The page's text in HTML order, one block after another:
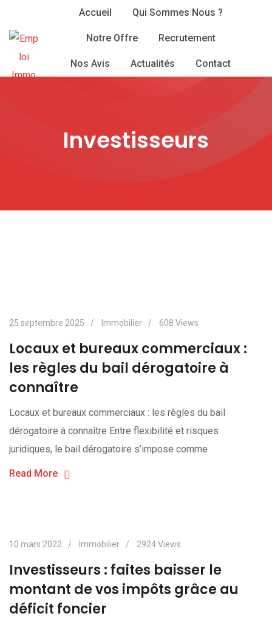
content
Accueil Qui Sommes Nous ?
Notre Offre Recrutement
Nos Avis Actualités Contact
Investisseurs
25 septembre 2025 Immobilier 608 Views
Locaux et bureaux commerciaux :
les règles du bail dérogatoire à
connaître
Locaux et bureaux commerciaux : les règles du bail
dérogatoire à connaître Entre flexibilité et risques
juridiques, le bail dérogatoire s’impose comme
Read More
10 mars 2022 Immobilier 2924Views
Investisseurs : faites baisser le
montant de vos impôts grâce au
déficit foncier